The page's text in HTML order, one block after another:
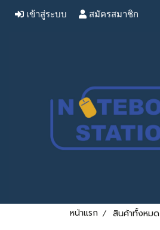
เข้าสู่ระบบ สมัครสมาชิก
หน้าแรก สินค้าทั้งหมด